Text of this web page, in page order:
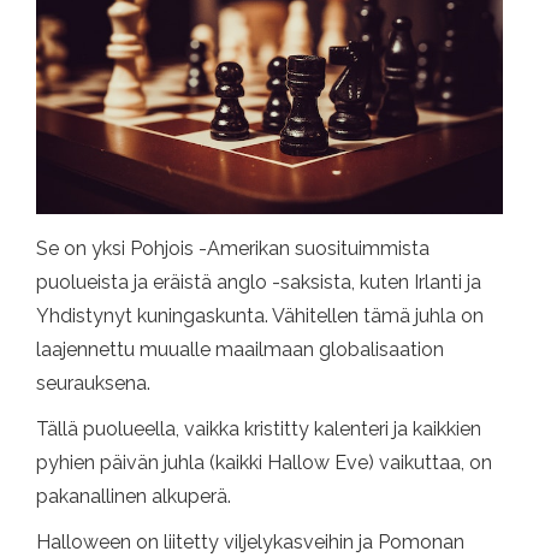
Se on yksi Pohjois -Amerikan suosituimmista
puolueista ja eräistä anglo -saksista, kuten Irlanti ja
Yhdistynyt kuningaskunta. Vähitellen tämä juhla on
laajennettu muualle maailmaan globalisaation
seurauksena.
Tällä puolueella, vaikka kristitty kalenteri ja kaikkien
pyhien päivän juhla (kaikki Hallow Eve) vaikuttaa, on
pakanallinen alkuperä.
Halloween on liitetty viljelykasveihin ja Pomonan